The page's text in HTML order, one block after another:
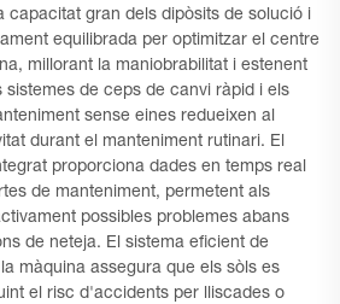
capacitat gran dels dipòsits de solució i
equilibrada per optimitzar el centre
millorant la maniobrabilitat i estenent
de ceps de canvi ràpid i els
sense eines redueixen al
durant el manteniment rutinari. El
proporciona dades en temps real
de manteniment, permetent als
possibles problemes abans
de neteja. El sistema eficient de
màquina assegura que els sòls es
el risc d'accidents per lliscades o